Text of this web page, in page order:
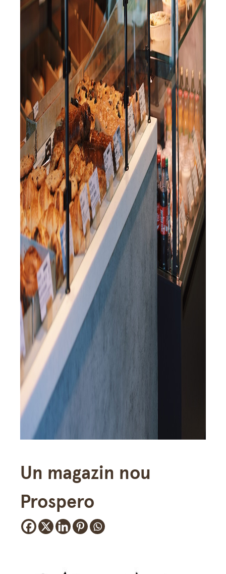
Un magazin nou
Prospero